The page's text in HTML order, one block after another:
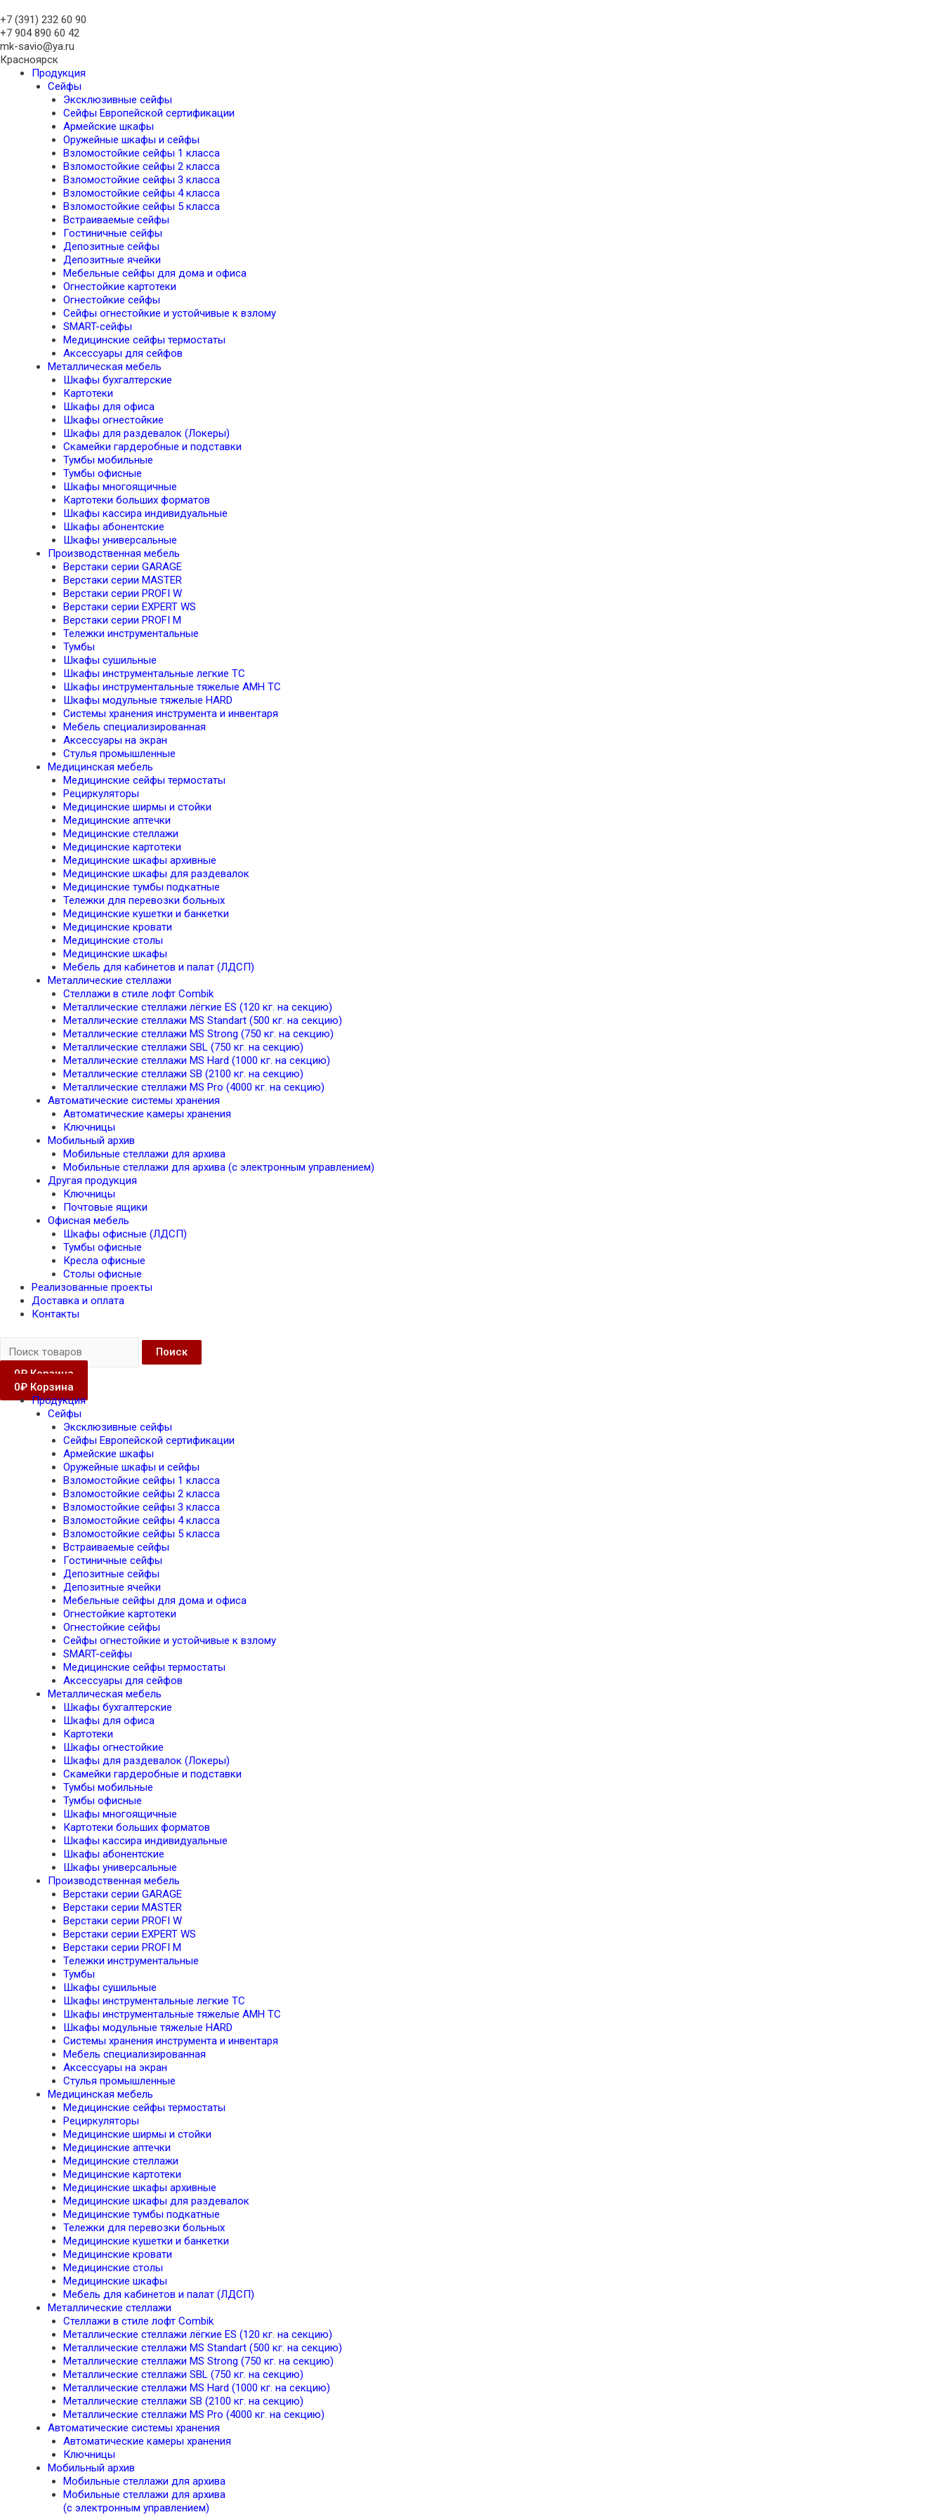
+7 (391) 232 60 90
+7 904 890 60 42
mk-savio@ya.ru
Красноярск
Продукция
Сейфы
Эксклюзивные сейфы
Сейфы Европейской сертификации
Армейские шкафы
Оружейные шкафы и сейфы
Взломостойкие сейфы 1 класса
Взломостойкие сейфы 2 класса
Взломостойкие сейфы 3 класса
Взломостойкие сейфы 4 класса
Взломостойкие сейфы 5 класса
Встраиваемые сейфы
Гостиничные сейфы
Депозитные сейфы
Депозитные ячейки
Мебельные сейфы для дома и офиса
Огнестойкие картотеки
Огнестойкие сейфы
Сейфы огнестойкие и устойчивые к взлому
SMART-сейфы
Медицинские сейфы термостаты
Аксессуары для сейфов
Металлическая мебель
Шкафы бухгалтерские
Картотеки
Шкафы для офиса
Шкафы огнестойкие
Шкафы для раздевалок (Локеры)
Скамейки гардеробные и подставки
Тумбы мобильные
Тумбы офисные
Шкафы многоящичные
Картотеки больших форматов
Шкафы кассира индивидуальные
Шкафы абонентские
Шкафы универсальные
Производственная мебель
Верстаки серии GARAGE
Верстаки серии MASTER
Верстаки серии PROFI W
Верстаки серии EXPERT WS
Верстаки серии PROFI M
Тележки инструментальные
Тумбы
Шкафы сушильные
Шкафы инструментальные легкие TC
Шкафы инструментальные тяжелые AMH TC
Шкафы модульные тяжелые HARD
Системы хранения инструмента и инвентаря
Мебель специализированная
Аксессуары на экран
Стулья промышленные
Медицинская мебель
Медицинские сейфы термостаты
Рециркуляторы
Медицинские ширмы и стойки
Медицинские аптечки
Медицинские стеллажи
Медицинские картотеки
Медицинские шкафы архивные
Медицинские шкафы для раздевалок
Медицинские тумбы подкатные
Тележки для перевозки больных
Медицинские кушетки и банкетки
Медицинские кровати
Медицинские столы
Медицинские шкафы
Мебель для кабинетов и палат (ЛДСП)
Металлические стеллажи
Стеллажи в стиле лофт Combik
Металлические стеллажи лёгкие ES (120 кг. на секцию)
Металлические стеллажи MS Standart (500 кг. на секцию)
Металлические стеллажи MS Strong (750 кг. на секцию)
Металлические стеллажи SBL (750 кг. на секцию)
Металлические стеллажи MS Hard (1000 кг. на секцию)
Металлические стеллажи SB (2100 кг. на секцию)
Металлические стеллажи MS Pro (4000 кг. на секцию)
Автоматические системы хранения
Автоматические камеры хранения
Ключницы
Мобильный архив
Мобильные стеллажи для архива
Мобильные стеллажи для архива (с электронным управлением)
Другая продукция
Ключницы
Почтовые ящики
Офисная мебель
Шкафы офисные (ЛДСП)
Тумбы офисные
Кресла офисные
Столы офисные
Реализованные проекты
Доставка и оплата
Контакты
Поиск
0₽ Корзина
0₽ Корзина
Продукция
Сейфы
Эксклюзивные сейфы
Сейфы Европейской сертификации
Армейские шкафы
Оружейные шкафы и сейфы
Взломостойкие сейфы 1 класса
Взломостойкие сейфы 2 класса
Взломостойкие сейфы 3 класса
Взломостойкие сейфы 4 класса
Взломостойкие сейфы 5 класса
Встраиваемые сейфы
Гостиничные сейфы
Депозитные сейфы
Депозитные ячейки
Мебельные сейфы для дома и офиса
Огнестойкие картотеки
Огнестойкие сейфы
Сейфы огнестойкие и устойчивые к взлому
SMART-сейфы
Медицинские сейфы термостаты
Аксессуары для сейфов
Металлическая мебель
Шкафы бухгалтерские
Шкафы для офиса
Картотеки
Шкафы огнестойкие
Шкафы для раздевалок (Локеры)
Скамейки гардеробные и подставки
Тумбы мобильные
Тумбы офисные
Шкафы многоящичные
Картотеки больших форматов
Шкафы кассира индивидуальные
Шкафы абонентские
Шкафы универсальные
Производственная мебель
Верстаки серии GARAGE
Верстаки серии MASTER
Верстаки серии PROFI W
Верстаки серии EXPERT WS
Верстаки серии PROFI M
Тележки инструментальные
Тумбы
Шкафы сушильные
Шкафы инструментальные легкие TC
Шкафы инструментальные тяжелые AMH TC
Шкафы модульные тяжелые HARD
Системы хранения инструмента и инвентаря
Мебель специализированная
Аксессуары на экран
Стулья промышленные
Медицинская мебель
Медицинские сейфы термостаты
Рециркуляторы
Медицинские ширмы и стойки
Медицинские аптечки
Медицинские стеллажи
Медицинские картотеки
Медицинские шкафы архивные
Медицинские шкафы для раздевалок
Медицинские тумбы подкатные
Тележки для перевозки больных
Медицинские кушетки и банкетки
Медицинские кровати
Медицинские столы
Медицинские шкафы
Мебель для кабинетов и палат (ЛДСП)
Металлические стеллажи
Стеллажи в стиле лофт Combik
Металлические стеллажи лёгкие ES (120 кг. на секцию)
Металлические стеллажи MS Standart (500 кг. на секцию)
Металлические стеллажи MS Strong (750 кг. на секцию)
Металлические стеллажи SBL (750 кг. на секцию)
Металлические стеллажи MS Hard (1000 кг. на секцию)
Металлические стеллажи SB (2100 кг. на секцию)
Металлические стеллажи MS Pro (4000 кг. на секцию)
Автоматические системы хранения
Автоматические камеры хранения
Ключницы
Мобильный архив
Мобильные стеллажи для архива
Мобильные стеллажи для архива
(с электронным управлением)